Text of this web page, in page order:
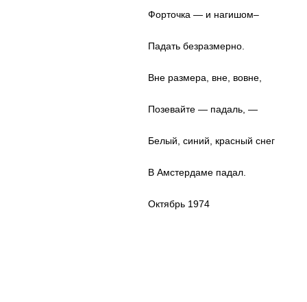
Форточка — и нагишом–
Падать безразмерно.
Вне размера, вне, вовне,
Позевайте — падаль, —
Белый, синий, красный снег
В Амстердаме падал.
Октябрь 1974